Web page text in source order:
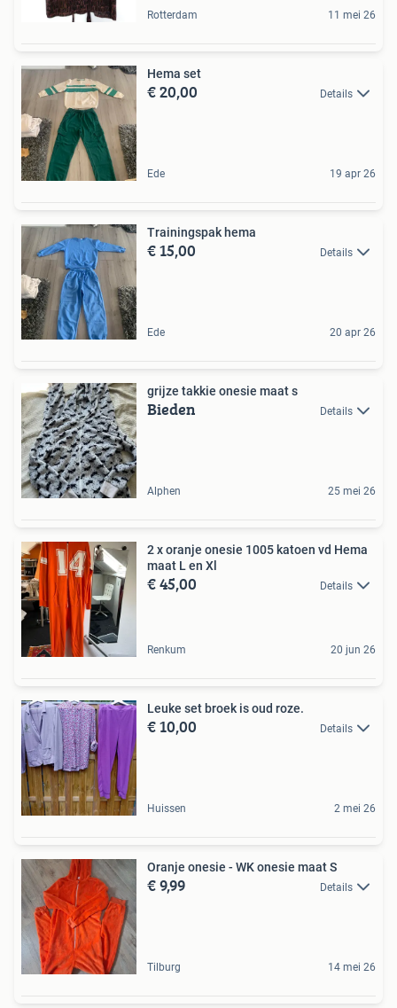
Rotterdam 11 mei 26
Hema set
€ 20,00 Details
Ede 19 apr 26
Trainingspak hema
€ 15,00 Details
Ede 20 apr 26
grijze takkie onesie maat s
Bieden Details
Alphen 25 mei 26
2 x oranje onesie 1005 katoen vd Hema
maat L en Xl
€ 45,00 Details
Renkum 20 jun 26
Leuke set broek is oud roze.
€ 10,00 Details
Huissen 2 mei 26
Oranje onesie - WK onesie maat S
€ 9,99 Details
Tilburg 14 mei 26